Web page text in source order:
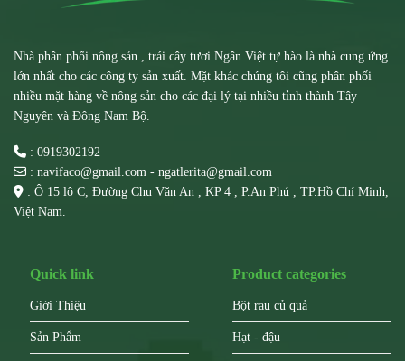
Nhà phân phối nông sản , trái cây tươi Ngân Việt tự hào là nhà cung ứng
lớn nhất cho các công ty sản xuất. Mặt khác chúng tôi cũng phân phối
nhiều mặt hàng về nông sản cho các đại lý tại nhiều tỉnh thành Tây
Nguyên và Đông Nam Bộ.
: 0919302192
: navifaco@gmail.com - ngatlerita@gmail.com
: Ô 15 lô C, Đường Chu Văn An , KP 4 , P.An Phú , TP.Hồ Chí Minh,
Việt Nam.
Quick link
Giới Thiệu
Sản Phẩm
Product categories
Bột rau củ quả
Hạt - đậu